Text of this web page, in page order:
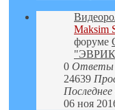
Maksim
форуме
0 Ответы
24639
06 ноя